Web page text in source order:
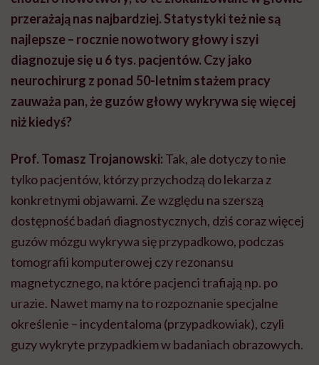
przerażają nas najbardziej. Statystyki też nie są
najlepsze – rocznie nowotwory głowy i szyi
diagnozuje się u 6 tys. pacjentów. Czy jako
neurochirurg z ponad 50-letnim stażem pracy
zauważa pan, że guzów głowy wykrywa się więcej
niż kiedyś?
Prof. Tomasz Trojanowski: Tak, ale dotyczy to nie
tylko pacjentów, którzy przychodzą do lekarza z
konkretnymi objawami. Ze względu na szerszą
dostępność badań diagnostycznych, dziś coraz więcej
guzów mózgu wykrywa się przypadkowo, podczas
tomografii komputerowej czy rezonansu
magnetycznego, na które pacjenci trafiają np. po
urazie. Nawet mamy na to rozpoznanie specjalne
określenie – incydentaloma (przypadkowiak), czyli
guzy wykryte przypadkiem w badaniach obrazowych.